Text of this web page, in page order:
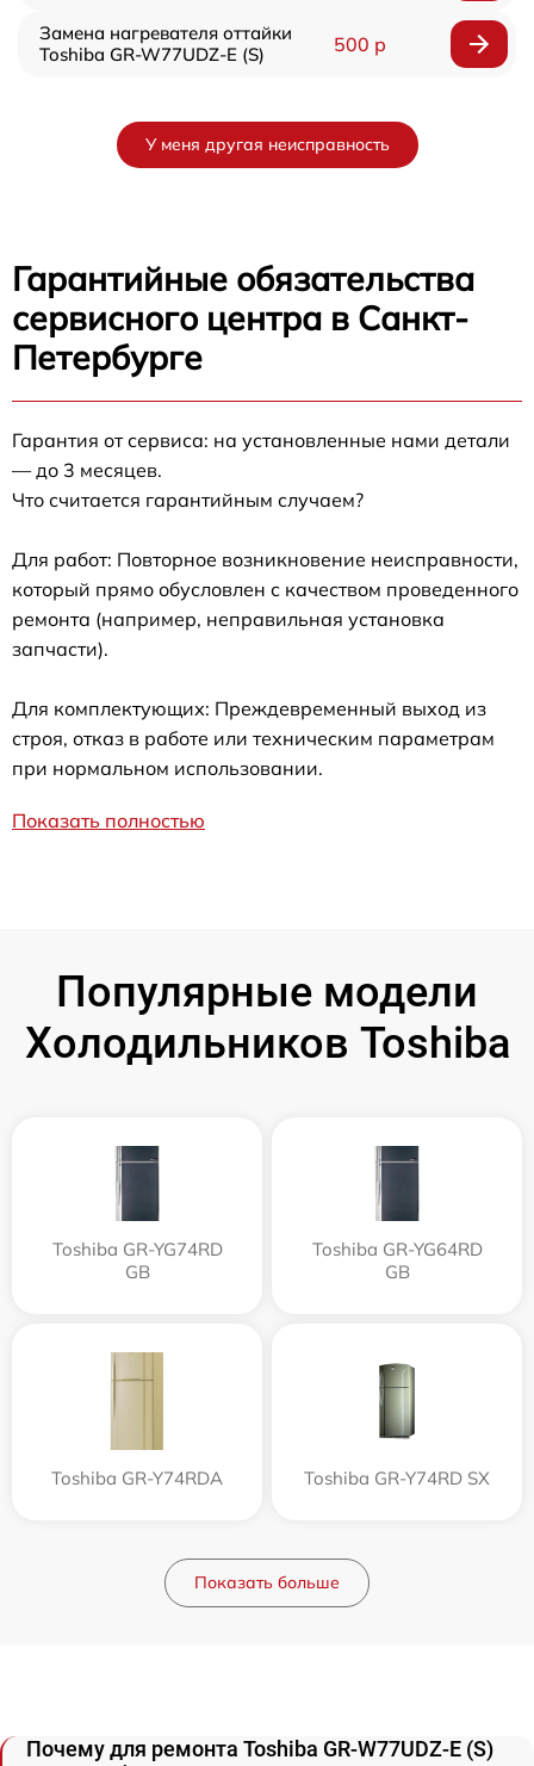
Замена нагревателя оттайки
Toshiba GR-W77UDZ-E (S)
500 р
У меня другая неисправность
Гарантийные обязательства
сервисного центра в Санкт-
Петербурге
Гарантия от сервиса: на установленные нами детали
— до 3 месяцев.
Что считается гарантийным случаем?
Для работ: Повторное возникновение неисправности,
который прямо обусловлен с качеством проведенного
ремонта (например, неправильная установка
запчасти).
Для комплектующих: Преждевременный выход из
строя, отказ в работе или техническим параметрам
при нормальном использовании.
Показать полностью
Популярные модели
Холодильников Toshiba
Toshiba GR-YG74RD
GB
Toshiba GR-YG64RD
GB
Toshiba GR-Y74RDA Toshiba GR-Y74RD SX
Показать больше
Почему для ремонта Toshiba GR-W77UDZ-E (S)